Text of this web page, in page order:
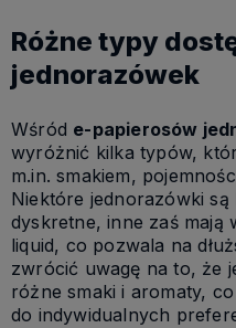
Różne typy
jednorazówek
Wśród e-papierosów
wyróżnić kilka typów,
m.in. smakiem,
Niektóre jednorazówki
dyskretne, inne zaś mają
liquid, co pozwala na
zwrócić uwagę na to, że
różne smaki i aromaty,
do indywidualnych